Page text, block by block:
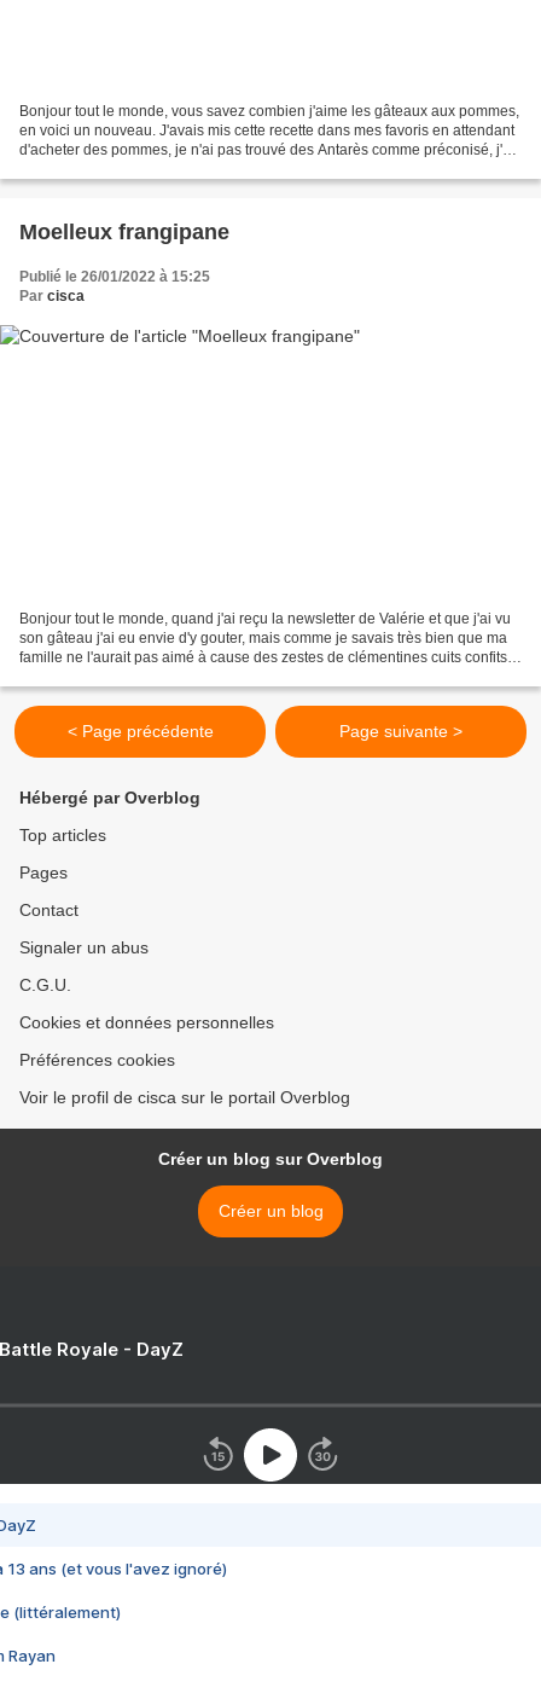
Bonjour tout le monde, vous savez combien j'aime les gâteaux aux pommes,
en voici un nouveau. J'avais mis cette recette dans mes favoris en attendant
d'acheter des pommes, je n'ai pas trouvé des Antarès comme préconisé, j'ai
Moelleux frangipane
Publié le 26/01/2022 à 15:25
Par cisca
Bonjour tout le monde, quand j'ai reçu la newsletter de Valérie et que j'ai vu
son gâteau j'ai eu envie d'y gouter, mais comme je savais très bien que ma
famille ne l'aurait pas aimé à cause des zestes de clémentines cuits confits.
< Page précédente Page suivante >
Hébergé par Overblog
Top articles
Pages
Contact
Signaler un abus
C.G.U.
Cookies et données personnelles
Préférences cookies
Voir le profil de cisca sur le portail Overblog
Créer un blog sur Overblog
Créer un blog
Royale - DayZ
13 ans (et vous l'avez ignoré)
(littéralement)
Rayan